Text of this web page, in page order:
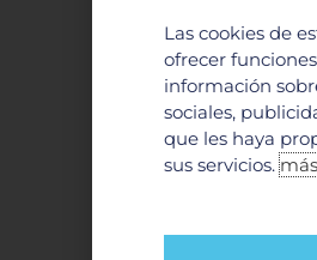
Las cookies de
ofrecer
información
sociales,
que les haya
sus servicios.